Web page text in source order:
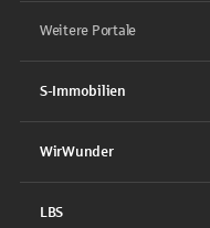
Weitere Portale
S-Immobilien
WirWunder
LBS